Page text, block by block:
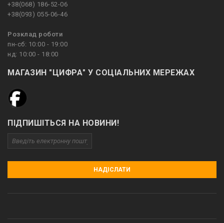
+38(068) 186-52-06
+38(093) 055-06-46
Розклад роботи
пн-сб: 10:00 - 19:00
нд: 10:00 - 18:00
МАГАЗИН "ЦИФРА" У СОЦІАЛЬНИХ МЕРЕЖАХ
ПІДПИШІТЬСЯ НА НОВИНИ!
НАДІСЛАТИ